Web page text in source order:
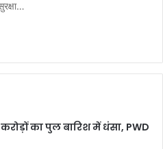
का पुल बारिश में धंसा, PWD